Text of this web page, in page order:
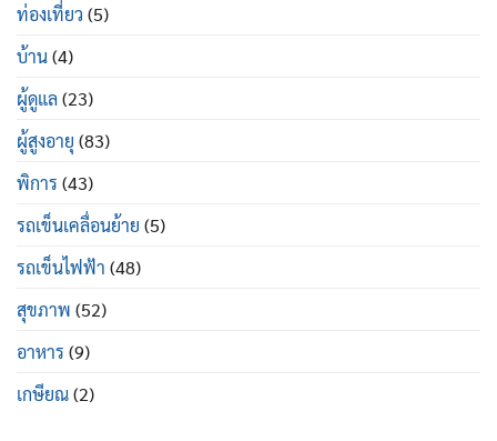
ท่องเที่่ยว (5)
บ้าน(4)
ผู้ดูแล (23)
ผู้สูงอายุ (83)
พิการ (43)
รถเข็นเคลื่อนย้าย (5)
รถเข็นไฟฟ้า (48)
สุขภาพ (52)
อาหาร (9)
เกษียณ(2)